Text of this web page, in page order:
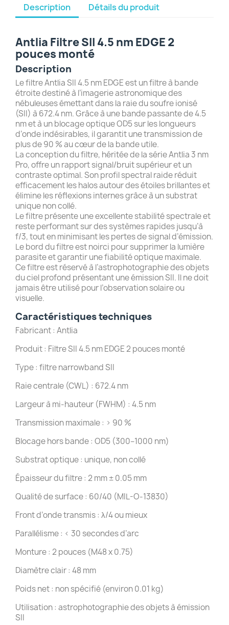
Description Détails du produit
Antlia Filtre SII 4.5 nm EDGE 2
pouces monté
Description
Le filtre Antlia SII 4.5 nm EDGE est un filtre à bande
étroite destiné à l’imagerie astronomique des
nébuleuses émettant dans la raie du soufre ionisé
(SII) à 672.4 nm. Grâce à une bande passante de 4.5
nm et à un blocage optique OD5 sur les longueurs
d’onde indésirables, il garantit une transmission de
plus de 90 % au cœur de la bande utile.
La conception du filtre, héritée de la série Antlia 3 nm
Pro, offre un rapport signal/bruit supérieur et un
contraste optimal. Son profil spectral raide réduit
efficacement les halos autour des étoiles brillantes et
élimine les réflexions internes grâce à un substrat
unique non collé.
Le filtre présente une excellente stabilité spectrale et
reste performant sur des systèmes rapides jusqu’à
f/3, tout en minimisant les pertes de signal d’émission.
Le bord du filtre est noirci pour supprimer la lumière
parasite et garantir une fiabilité optique maximale.
Ce filtre est réservé à l’astrophotographie des objets
du ciel profond présentant une émission SII. Il ne doit
jamais être utilisé pour l’observation solaire ou
visuelle.
Caractéristiques techniques
Fabricant : Antlia
Produit : Filtre SII 4.5 nm EDGE 2 pouces monté
Type : filtre narrowband SII
Raie centrale (CWL) : 672.4 nm
Largeur à mi-hauteur (FWHM) : 4.5 nm
Transmission maximale : > 90 %
Blocage hors bande : OD5 (300–1000 nm)
Substrat optique : unique, non collé
Épaisseur du filtre : 2 mm ± 0.05 mm
Qualité de surface : 60/40 (MIL-O-13830)
Front d’onde transmis : λ/4 ou mieux
Parallélisme : < 30 secondes d’arc
Monture : 2 pouces (M48 x 0.75)
Diamètre clair : 48 mm
Poids net : non spécifié (environ 0.01 kg)
Utilisation : astrophotographie des objets à émission
SII